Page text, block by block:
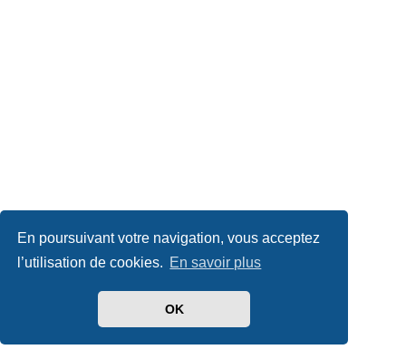
En poursuivant votre navigation, vous acceptez
l’utilisation de cookies. En savoir plus
OK